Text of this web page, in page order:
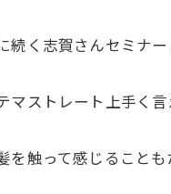
続く志賀さんセミナー
マストレート上手く
を触って感じること